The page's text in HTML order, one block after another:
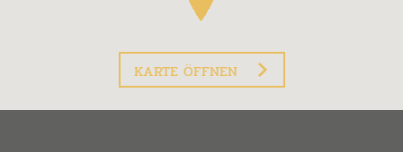
KARTE ÖFFNEN